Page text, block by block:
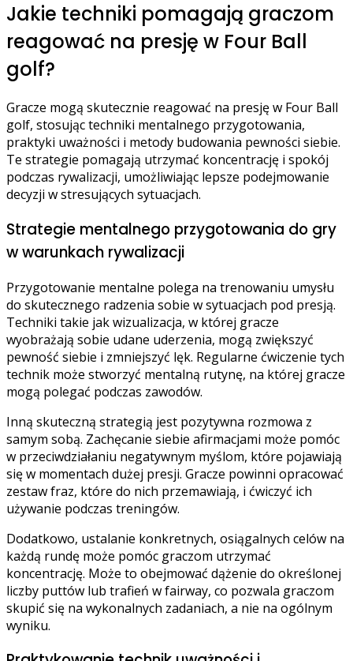
Jakie techniki pomagają graczom
reagować na presję w Four Ball
golf?
Gracze mogą skutecznie reagować na presję w Four Ball
golf, stosując techniki mentalnego przygotowania,
praktyki uważności i metody budowania pewności siebie.
Te strategie pomagają utrzymać koncentrację i spokój
podczas rywalizacji, umożliwiając lepsze podejmowanie
decyzji w stresujących sytuacjach.
Strategie mentalnego przygotowania do gry
w warunkach rywalizacji
Przygotowanie mentalne polega na trenowaniu umysłu
do skutecznego radzenia sobie w sytuacjach pod presją.
Techniki takie jak wizualizacja, w której gracze
wyobrażają sobie udane uderzenia, mogą zwiększyć
pewność siebie i zmniejszyć lęk. Regularne ćwiczenie tych
technik może stworzyć mentalną rutynę, na której gracze
mogą polegać podczas zawodów.
Inną skuteczną strategią jest pozytywna rozmowa z
samym sobą. Zachęcanie siebie afirmacjami może pomóc
w przeciwdziałaniu negatywnym myślom, które pojawiają
się w momentach dużej presji. Gracze powinni opracować
zestaw fraz, które do nich przemawiają, i ćwiczyć ich
używanie podczas treningów.
Dodatkowo, ustalanie konkretnych, osiągalnych celów na
każdą rundę może pomóc graczom utrzymać
koncentrację. Może to obejmować dążenie do określonej
liczby puttów lub trafień w fairway, co pozwala graczom
skupić się na wykonalnych zadaniach, a nie na ogólnym
wyniku.